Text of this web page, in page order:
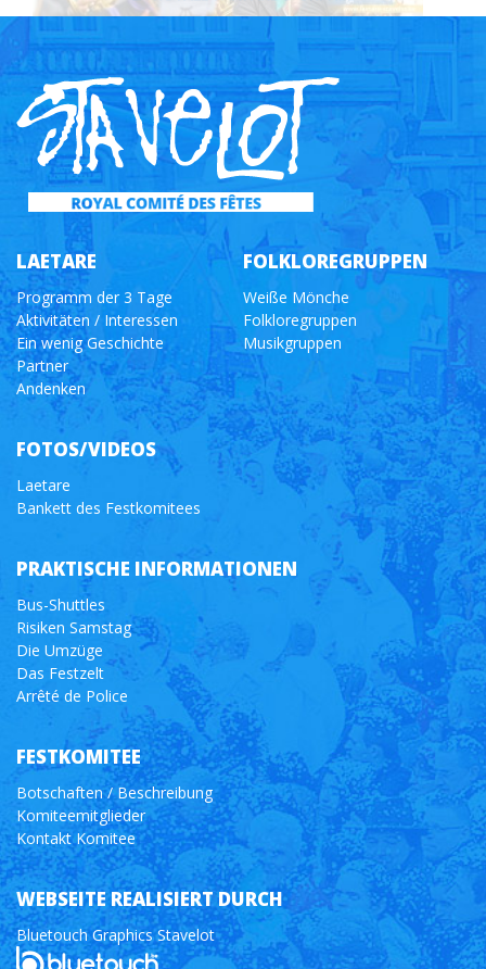
LAETARE
Programm der 3 Tage
Aktivitäten / Interessen
Ein wenig Geschichte
Partner
Andenken
FOLKLOREGRUPPEN
Weiße Mönche
Folkloregruppen
Musikgruppen
FOTOS/VIDEOS
Laetare
Bankett des Festkomitees
PRAKTISCHE INFORMATIONEN
Bus-Shuttles
Risiken Samstag
Die Umzüge
Das Festzelt
Arrêté de Police
FESTKOMITEE
Botschaften / Beschreibung
Komiteemitglieder
Kontakt Komitee
WEBSEITE REALISIERT DURCH
Bluetouch Graphics Stavelot